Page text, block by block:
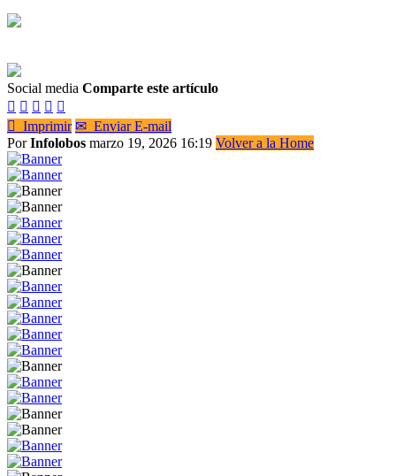
Social media Comparte este artículo
    
 Imprimir ✉ Enviar E-mail
PorInfolobos marzo 19, 2026 16:19 Volver a la Home